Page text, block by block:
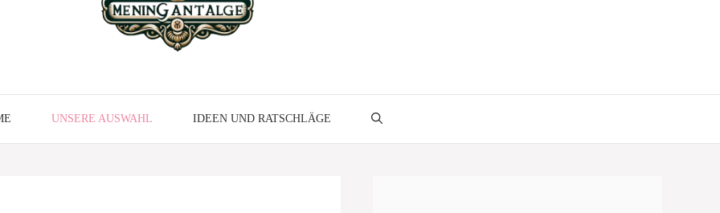
UNSERE AUSWAHL IDEEN UND RATSCHLÄGE